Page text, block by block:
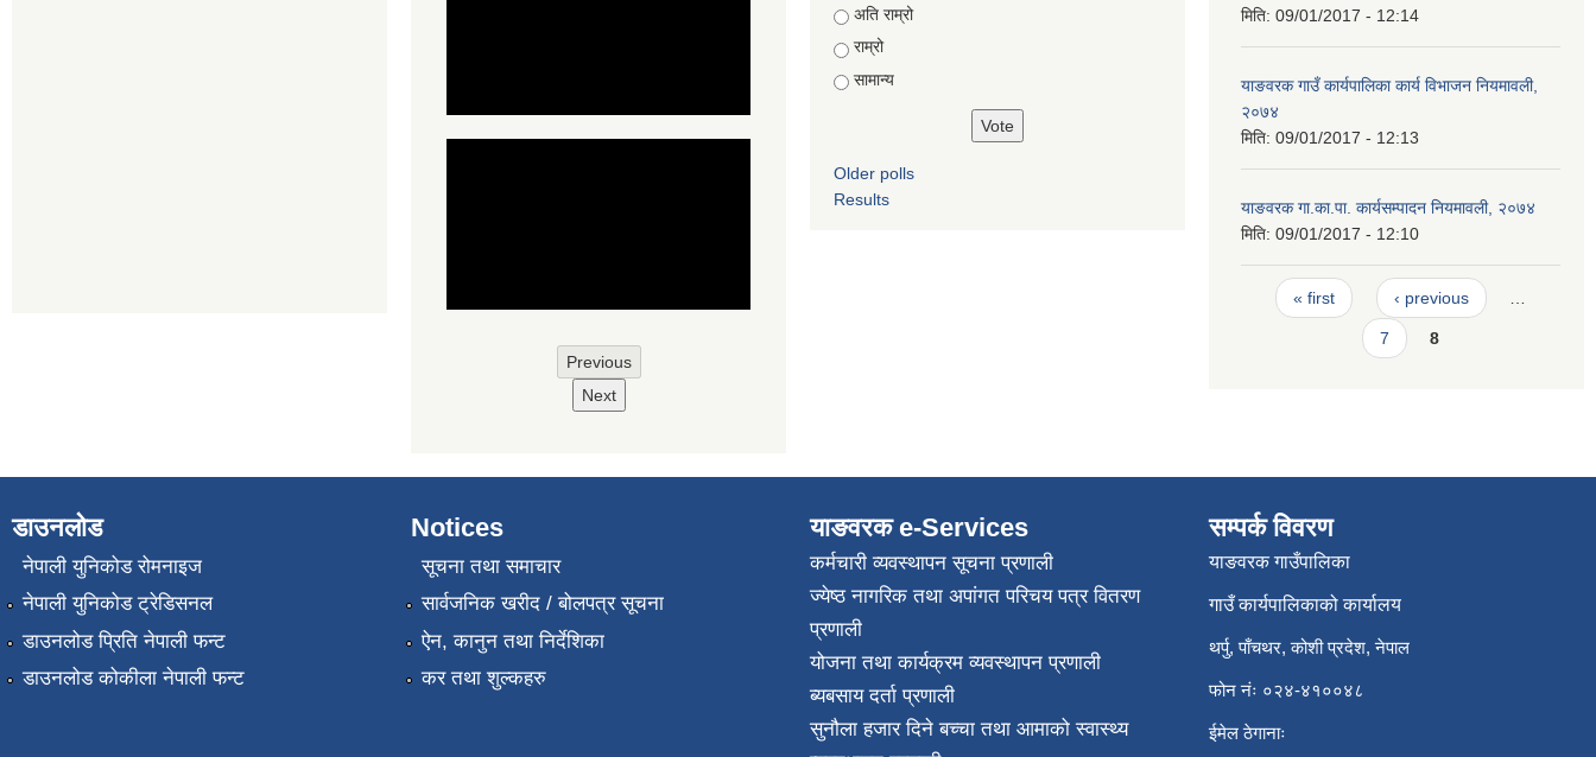
Previous
Next
Choices
अति राम्रो
राम्रो
सामान्य
Older polls
Results
मिति: 09/01/2017 - 12:14
याङवरक गाउँ कार्यपालिका कार्य विभाजन नियमावली,
२०७४
मिति: 09/01/2017 - 12:13
याङवरक गा.का.पा. कार्यसम्पादन नियमावली, २०७४
मिति: 09/01/2017 - 12:10
Pages
« first ‹ previous
7 8
डाउनलोड
नेपाली युनिकोड रोमनाइज
नेपाली युनिकोड ट्रेडिसनल
डाउनलोड प्रिति नेपाली फन्ट
डाउनलोड कोकीला नेपाली फन्ट
Notices
सूचना तथा समाचार
सार्वजनिक खरीद / बोलपत्र सूचना
ऐन, कानुन तथा निर्देशिका
कर तथा शुल्कहरु
याङवरक e-Services
कर्मचारी व्यवस्थापन सूचना प्रणाली
ज्येष्ठ नागरिक तथा अपांगत परिचय पत्र वितरण
प्रणाली
योजना तथा कार्यक्रम व्यवस्थापन प्रणाली
ब्यबसाय दर्ता प्रणाली
सुनौला हजार दिने बच्चा तथा आमाको स्वास्थ्य
सम्पर्क विवरण
याङवरक गाउँपालिका
गाउँ कार्यपालिकाको कार्यालय
थर्पु, पाँचथर, कोशी प्रदेश, नेपाल
फोन नंः ०२४-४१००४८
ईमेल ठेगानाः